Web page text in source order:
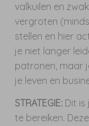
valkuilen en
vergroten
stellen en hier
je niet langer
patronen, maar
je leven en
STRATEGIE: Dit
te bereiken.